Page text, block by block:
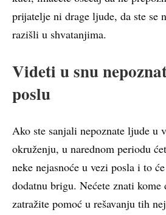
prijatelje ni drage ljude, da ste se
razišli u shvatanjima.
Videti u snu
poslu
Ako ste sanjali nepoznate ljude u
okruženju, u narednom periodu
neke nejasnoće u vezi posla i to
dodatnu brigu. Nećete znati kome
zatražite pomoć u rešavanju tih